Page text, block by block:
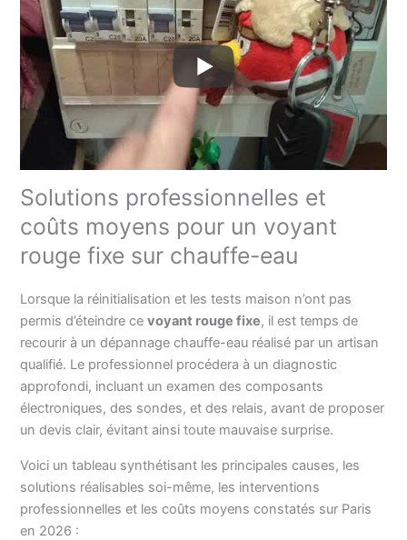
Solutions professionnelles et
coûts moyens pour un voyant
rouge fixe sur chauffe-eau
Lorsque la réinitialisation et les tests maison n’ont pas
permis d’éteindre cevoyant rouge fixe, il est temps de
recourir à un dépannage chauffe-eau réalisé par un artisan
qualifié. Le professionnel procédera à un diagnostic
approfondi, incluant un examen des composants
électroniques, des sondes, et des relais, avant de proposer
un devis clair, évitant ainsi toute mauvaise surprise.
Voici un tableau synthétisant les principales causes, les
solutions réalisables soi-même, les interventions
professionnelles et les coûts moyens constatés sur Paris
en 2026 :